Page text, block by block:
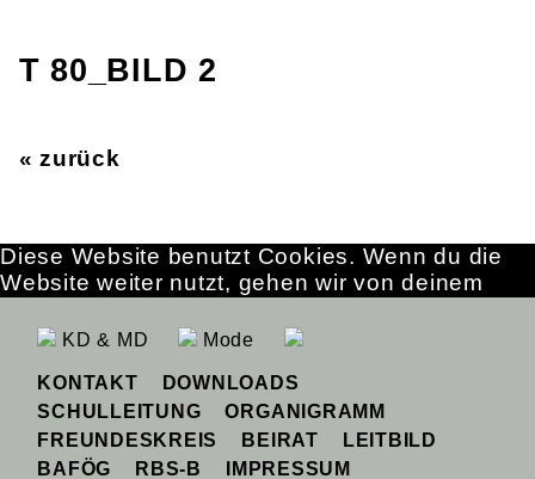
T 80_BILD 2
« zurück
KD & MD Mode
KONTAKT
DOWNLOADS
SCHULLEITUNG
ORGANIGRAMM
FREUNDESKREIS
BEIRAT
LEITBILD
BAFÖG
RBS-B IMPRESSUM
Diese Website benutzt Cookies. Wenn du die
Website weiter nutzt, gehen wir von deinem